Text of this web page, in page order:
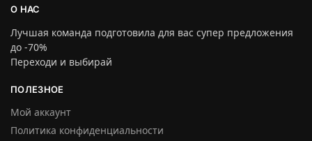
О НАС
Лучшая команда подготовила для вас супер предложения
до -70%
Переходи и выбирай
ПОЛЕЗНОЕ
Мой аккаунт
Политика конфиденциальности